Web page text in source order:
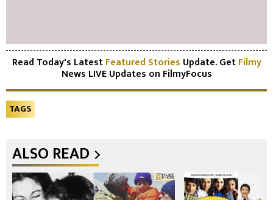
Read Today's LatestFeatured Stories Update. GetFilmy
News LIVE Updates on FilmyFocus
TAGS
ALSO READ